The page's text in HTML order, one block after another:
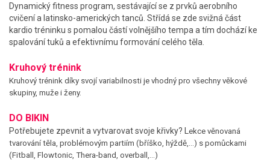
Dynamický fitness program, sestávající se z prvků aerobního
cvičení a latinsko-amerických tanců. Střídá se zde svižná část
kardio tréninku s pomalou částí volnějšího tempa a tím dochází ke
spalování tuků a efektivnímu formování celého těla.
Kruhový trénink
Kruhový trénink díky svojí variabilnosti je vhodný pro všechny věkové
skupiny, muže i ženy.
DO BIKIN
Potřebujete zpevnit a vytvarovat svoje křivky? Lekce věnovaná
tvarování těla, problémovým partiím (bříško, hýždě,…) s pomůckami
(Fitball, Flowtonic, Thera-band, overball,...)